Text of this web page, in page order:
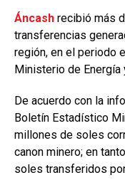
Áncash recibió más
transferencias
región, en el periodo
Ministerio de Energía
De acuerdo con la
Boletín Estadístico
millones de soles
canon minero; en
soles transferidos